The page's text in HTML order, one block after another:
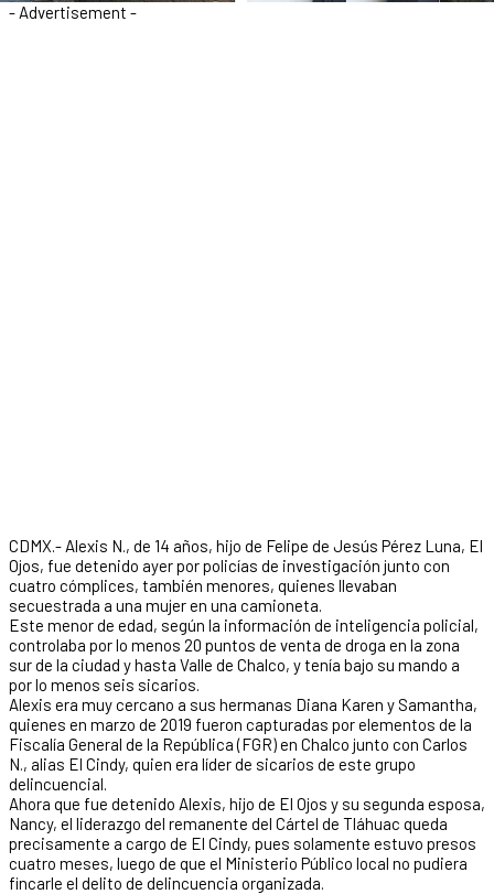
- Advertisement -
CDMX.- Alexis N., de 14 años, hijo de Felipe de Jesús Pérez Luna, El
Ojos, fue detenido ayer por policías de investigación junto con
cuatro cómplices, también menores, quienes llevaban
secuestrada a una mujer en una camioneta.
Este menor de edad, según la información de inteligencia policial,
controlaba por lo menos 20 puntos de venta de droga en la zona
sur de la ciudad y hasta Valle de Chalco, y tenía bajo su mando a
por lo menos seis sicarios.
Alexis era muy cercano a sus hermanas Diana Karen y Samantha,
quienes en marzo de 2019 fueron capturadas por elementos de la
Fiscalía General de la República (FGR) en Chalco junto con Carlos
N., alias El Cindy, quien era líder de sicarios de este grupo
delincuencial.
Ahora que fue detenido Alexis, hijo de El Ojos y su segunda esposa,
Nancy, el liderazgo del remanente del Cártel de Tláhuac queda
precisamente a cargo de El Cindy, pues solamente estuvo presos
cuatro meses, luego de que el Ministerio Público local no pudiera
fincarle el delito de delincuencia organizada.